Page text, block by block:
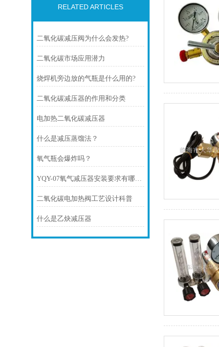
RELATED ARTICLES
二氧化碳减压阀为什么会发热?
二氧化碳市场应用潜力
烧焊机旁边放的气瓶是什么用的?
二氧化碳减压器的作用和分类
电加热二氧化碳减压器
什么是减压蒸馏法？
氧气瓶会爆炸吗？
YQY-07氧气减压器安装要求有哪些？
二氧化碳电加热阀工艺设计科普
什么是乙炔减压器